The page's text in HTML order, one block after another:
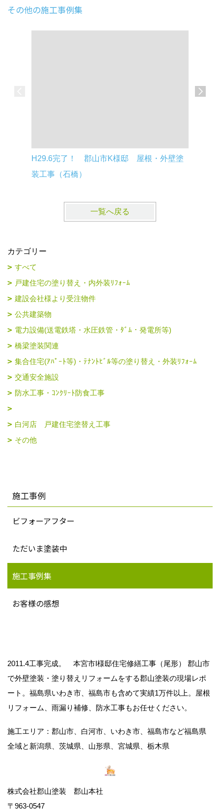
その他の施工事例集
H29.6完了！ 郡山市K様邸 屋根・外壁塗
装工事（石橋）
一覧へ戻る
カテゴリー
すべて
戸建住宅の塗り替え・内外装ﾘﾌｫｰﾑ
建設会社様より受注物件
公共建築物
電力設備(送電鉄塔・水圧鉄管・ﾀﾞﾑ・発電所等)
橋梁塗装関連
集合住宅(ｱﾊﾟｰﾄ等)・ﾃﾅﾝﾄﾋﾞﾙ等の塗り替え・外装ﾘﾌｫｰﾑ
交通安全施設
防水工事・ｺﾝｸﾘｰﾄ防食工事
白河店 戸建住宅塗替え工事
その他
施工事例
ビフォーアフター
ただいま塗装中
施工事例集
お客様の感想
2011.4工事完成。 本宮市I様邸住宅修繕工事（尾形） 郡山市
で外壁塗装・塗り替えリフォームをする郡山塗装の現場レポ
ート。福島県いわき市、福島市も含めて実績1万件以上。屋根
リフォーム、雨漏り補修、防水工事もお任せください。
施工エリア：郡山市、白河市、いわき市、福島市など福島県
全域と新潟県、茨城県、山形県、宮城県、栃木県
株式会社郡山塗装 郡山本社
〒963-0547